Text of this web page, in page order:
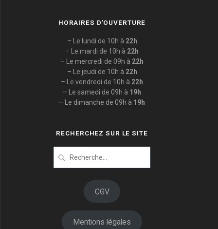
HORAIRES D’OUVERTURE
– Le lundi de 10h à 22h
– Le mardi de 10h à 22h
– Le mercredi de 09h à 22h
– Le jeudi de 10h à 22h
– Le vendredi de 10h à 22h
– Le samedi de 09h à 19h
– Le dimanche de 09h à 19h
RECHERCHEZ SUR LE SITE
pour
CGV
Mentions légales